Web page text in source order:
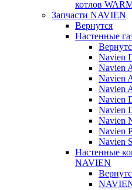
котлов
Запчасти NAVIEN
Вернутся
Настенные
Navien
Navien
Navien
Navien
Navien
Navien
Navien
Navien
Navien
Настенные
NAVIEN